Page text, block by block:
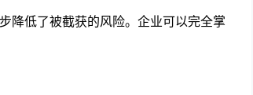
降低了被截获的风险。企业可以完全掌